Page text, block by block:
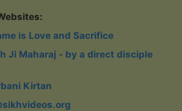
is Love and Sacrifice
Ji Maharaj - by a direct disciple
Kirtan